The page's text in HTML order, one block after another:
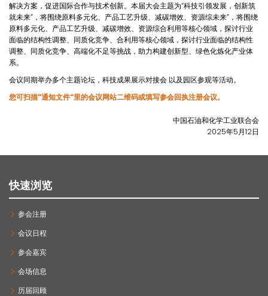
解决方案，促进国际合作与技术创新。本届大会主题为“科技引领发展，创新筑
就未来”，将围绕原料多元化、产品工艺升级、减碳增效、资源综未来”，将围绕
原料多元化、产品工艺升级、减碳增效、资源综合利用等核心领域，探讨行业
面临的结构性调整、同质化竞争、合利用等核心领域，探讨行业面临的结构性
调整、同质化竞争、高端化不足等挑战，助力构建创新型、绿色化炼化产业体
系。
会议同期举办多个主题论坛，科技成果展示对接会 以及园区参观等活动。
您可扫描”通知文件“里的会议网站二维码或填写参会回执注册会议。
中国石油和化学工业联合会
2025年5月12日
快速浏览
参会注册
会议日程
参会嘉宾
会场信息
历届回顾